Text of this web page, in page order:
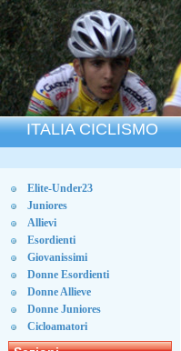
ITALIA CICLISMO
Elite-Under23
Juniores
Allievi
Esordienti
Giovanissimi
Donne Esordienti
Donne Allieve
Donne Juniores
Cicloamatori